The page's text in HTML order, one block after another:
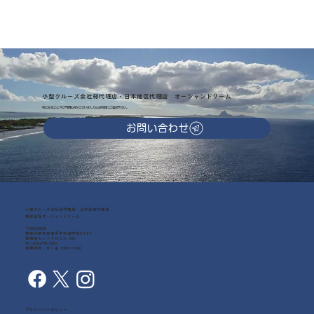
小型クルーズ会社総代理店・日本地区代理店 オーシャンドリーム
気になることやご不明な点がございましたらお気軽にご連絡下さい。
お問い合わせ
小型クルーズ会社総代理店・日本地区代理店
株式会社オーシャンドリーム
〒252-0239
神奈川県相模原市中央区中央3-14-7
相模原セントラルビル 602
Tel: (042)768-7203
営業時間：月～金 10:00~18:00
プライバシーポリシー